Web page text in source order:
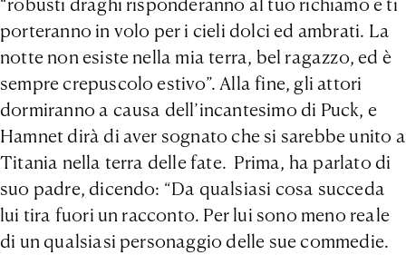
porteranno in volo per i cieli dolci ed ambrati. La
notte non esiste nella mia terra, bel ragazzo, ed è
sempre crepuscolo estivo”. Alla fine, gli attori
dormiranno a causa dell’incantesimo di Puck, e
Hamnet dirà di aver sognato che si sarebbe unito a
Titania nella terra delle fate. Prima, ha parlato di
suo padre, dicendo: “Da qualsiasi cosa succeda
lui tira fuori un racconto. Per lui sono meno reale
di un qualsiasi personaggio delle sue commedie.